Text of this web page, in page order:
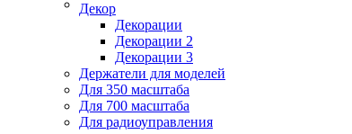
Декор
Декорации
Декорации 2
Декорации 3
Держатели для моделей
Для 350 масштаба
Для 700 масштаба
Для радиоуправления